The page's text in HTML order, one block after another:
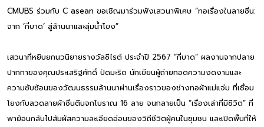
CMUBS ร่วมกับ C asean ขอเชิญมาร่วมฟังเสวนาพิเศษ “ทอเรื่องในลายซิ่น:
จาก ‘กี่บาด’ สู่ล้านนาและลุ่มน้ำโขง”
เสวนาที่หยิบยกนวนิยายรางวัลซีไรต์ ประจำปี 2567 “กี่บาด” ผลงานจากปลาย
ปากกาของคุณประเสริฐศักดิ์ ปัดมะริด นักเขียนผู้ถ่ายทอดความงดงามและ
ความซับซ้อนของวัฒนธรรมล้านนาผ่านเรื่องราวของช่างทอผ้าแม่แจ่ม ที่เชื่อม
โยงกับลวดลายผ้าซิ่นตีนจกโบราณ 16 ลาย จนกลายเป็น “เรื่องเล่าที่มีชีวิต” ที่
พาย้อนกลับไปสัมผัสความละเอียดอ่อนของวิถีชีวิตผู้คนในชุมชน และเปิดพื้นที่ให้